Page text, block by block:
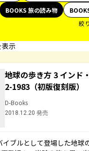
BOOKS 旅の読み物
絞
表示
地球の歩き方 3 インド
2-1983（初版復刻版）
D-Books
2018.12.20 発売
ブルとして登場した地球